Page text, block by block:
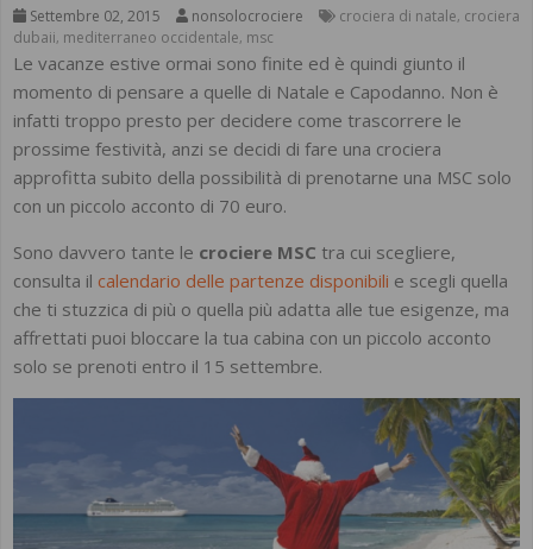
Settembre 02, 2015 nonsolocrociere crociera di natale, crociera
dubaii, mediterraneo occidentale, msc
Le vacanze estive ormai sono finite ed è quindi giunto il
momento di pensare a quelle di Natale e Capodanno. Non è
infatti troppo presto per decidere come trascorrere le
prossime festività, anzi se decidi di fare una crociera
approfitta subito della possibilità di prenotarne una MSC solo
con un piccolo acconto di 70 euro.
Sono davvero tante le crociere MSC tra cui scegliere,
consulta il calendario delle partenze disponibili e scegli quella
che ti stuzzica di più o quella più adatta alle tue esigenze, ma
affrettati puoi bloccare la tua cabina con un piccolo acconto
solo se prenoti entro il 15 settembre.